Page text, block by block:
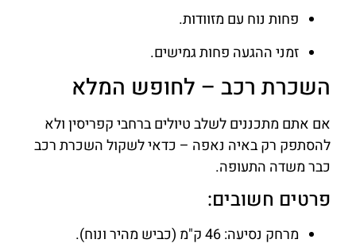
פחות נוח עם מזוודות.
זמני ההגעה פחות גמישים.
השכרת רכב – לחופש המלא
אם אתם מתכננים לשלב טיולים ברחבי קפריסין ולא
להסתפק רק באיה נאפה – כדאי לשקול השכרת רכב
כבר משדה התעופה.
פרטים חשובים:
מרחק נסיעה: 46 ק"מ (כביש מהיר ונוח).